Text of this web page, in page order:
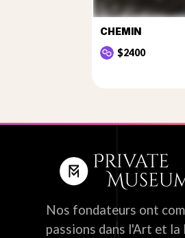
CHEMIN
$2400
Nos fondateurs ont
passions dans l'Art et la